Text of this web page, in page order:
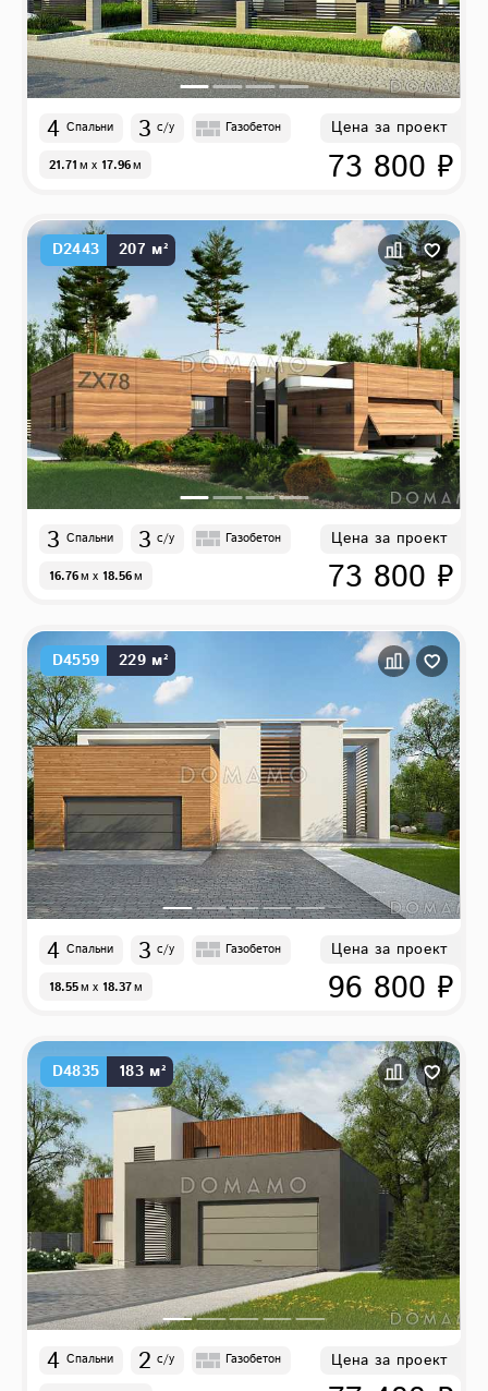
4 Спальни 3 с/у Газобетон
21.71м x 17.96м
Цена за проект
73 800 ₽
D2443 207 м²
3 Спальни 3 с/у Газобетон
16.76м x 18.56м
Цена за проект
73 800 ₽
D4559 229 м²
4 Спальни 3 с/у Газобетон
18.55м x 18.37м
Цена за проект
96 800 ₽
D4835 183 м²
4 Спальни 2 с/у Газобетон Цена за проект